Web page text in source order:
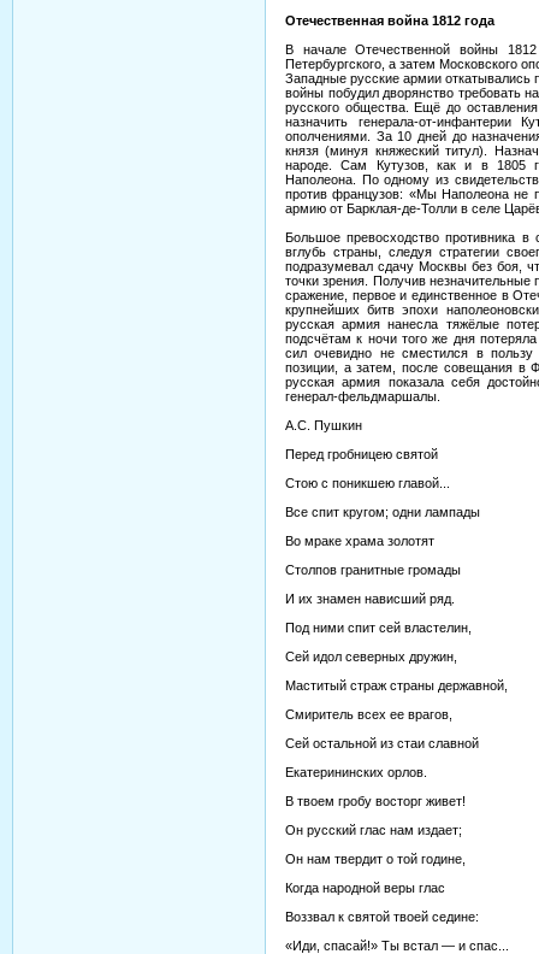
Отечественная война 1812 года
В начале Отечественной войны
Петербургского, а затем Московского
Западные русские армии
войны побудил дворянство требовать
русского общества. Ещё до
назначить генерала-от-инфантерии
ополчениями. За 10 дней до
князя (минуя княжеский титул).
народе. Сам Кутузов, как и в 1805
Наполеона. По одному из
против французов: «Мы Наполеона не
армию от Барклая-де-Толли в селе
Большое превосходство противника в
вглубь страны, следуя стратегии
подразумевал сдачу Москвы без боя,
точки зрения. Получив незначительные
сражение, первое и единственное в
крупнейших битв эпохи
русская армия нанесла тяжёлые
подсчётам к ночи того же дня
сил очевидно не сместился в пользу
позиции, а затем, после совещания в
русская армия показала себя
генерал-фельдмаршалы.
А.С. Пушкин
Перед гробницею святой
Стою с поникшею главой...
Все спит кругом; одни лампады
Во мраке храма золотят
Столпов гранитные громады
И их знамен нависший ряд.
Под ними спит сей властелин,
Сей идол северных дружин,
Маститый страж страны державной,
Смиритель всех ее врагов,
Сей остальной из стаи славной
Екатерининских орлов.
В твоем гробу восторг живет!
Он русский глас нам издает;
Он нам твердит о той године,
Когда народной веры глас
Воззвал к святой твоей седине:
«Иди, спасай!» Ты встал — и спас...